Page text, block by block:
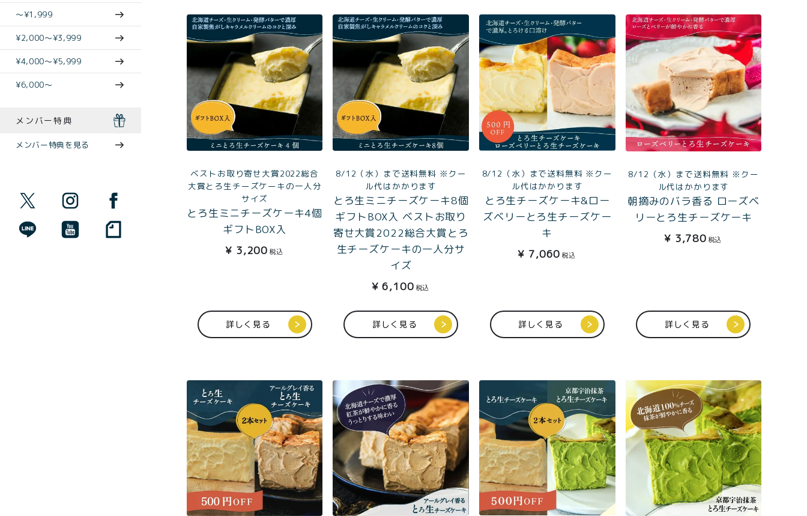
価格別
¥2,000〜
¥3,999
¥6,000〜
TOP
商品
特集記事
メンバー
読みもの
会社概要
お問い合
ご利用ガ
イド
ログイン
0
カート
会員登録
ベストお取り寄せ大賞2022総合
大賞とろ生チーズケーキの一人分
サイズ
とろ生ミニチーズケーキ4個
ギフトBOX入
¥ 3,200 税込
詳しく見る
8/12（水）まで送料無料 ※クー
ル代はかかります
とろ生ミニチーズケーキ8個
ギフトBOX入 ベストお取り
寄せ大賞2022総合大賞とろ
生チーズケーキの一人分サ
イズ
¥ 6,100 税込
詳しく見る
8/12（水）まで送料無料 ※クー
ル代はかかります
とろ生チーズケーキ&ロー
ズベリーとろ生チーズケー
キ
¥ 7,060 税込
詳しく見る
8/12（水）まで送料無料 ※クー
ル代はかかります
朝摘みのバラ香る ローズベ
リーとろ生チーズケーキ
¥ 3,780 税込
詳しく見る
〜¥1,999
¥2,000〜¥3,999
¥4,000〜¥5,999
¥6,000〜
メンバー特典
メンバー特典を見る